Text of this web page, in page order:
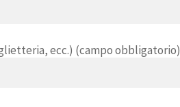
ecc.) (campo obbligatorio)